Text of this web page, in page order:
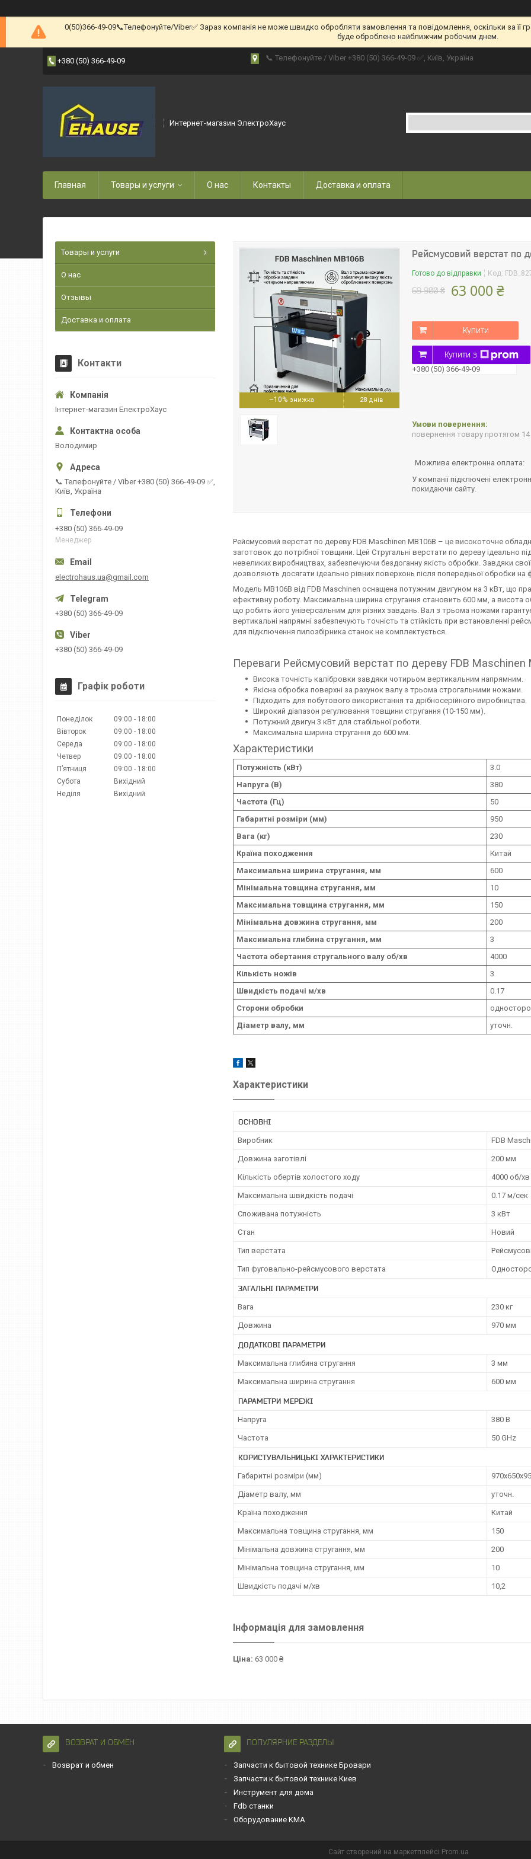
0(50)366-49-09📞Телефонуйте/Viber✅ Зараз компанія не може швидко обробляти замовлення та повідомлення, оскільки за її
буде оброблено найближчим робочим днем.
+380 (50) 366-49-09 📞 Телефонуйте / Viber +380 (50) 366-49-09 ✅, Київ, Україна
Интернет-магазин ЭлектроХаус
Главная Товары и услуги О нас Контакты Доставка и оплата
–10% 28 днів
Рейсмусовий верстат по
Готово до відправки Код:
69 900 ₴ 63 000 ₴
Купити
Купити з
+380 (50) 366-49-09
повернення товару протягом
У компанії підключені
покидаючи сайту.
Рейсмусовий верстат по дереву FDB Maschinen MB106B – це високоточне
заготовок до потрібної товщини. Цей Стругальні верстати по дереву ідеально
невеликих виробництвах, забезпечуючи бездоганну якість обробки. Завдяки
дозволяють досягати ідеально рівних поверхонь після попередньої обробки на
Модель MB106B від FDB Maschinen оснащена потужним двигуном на 3 кВт, що
ефективну роботу. Максимальна ширина стругання становить 600 мм, а висота
що робить його універсальним для різних завдань. Вал з трьома ножами
вертикальні напрямні забезпечують точність та стійкість при встановленні
для підключення пилозбірника станок не комплектується.
Переваги Рейсмусовий верстат по дереву FDB Maschinen
Висока точність калібровки завдяки чотирьом вертикальним напрямним.
Якісна обробка поверхні за рахунок валу з трьома строгальними ножами.
Підходить для побутового використання та дрібносерійного виробництва.
Широкий діапазон регулювання товщини стругання (10-150 мм).
Потужний двигун 3 кВт для стабільної роботи.
Максимальна ширина стругання до 600 мм.
Характеристики
Потужність (кВт)
3.0
Напруга (В)
380
Частота (Гц)
50
Габаритні розміри (мм)
950
Вага (кг)
230
Країна походження
Китай
Максимальна ширина стругання, мм
600
Мінімальна товщина стругання, мм
10
Максимальна товщина стругання, мм
150
Мінімальна довжина стругання, мм
200
Максимальна глибина стругання, мм
3
Частота обертання стругального валу об/хв
4000
Кількість ножів
3
Швидкість подачі м/хв
0.17
Сторони обробки
Діаметр валу, мм
уточн.
Характеристики
ОСНОВНІ
Виробник FDB
Довжина заготівлі 200 мм
Кількість обертів холостого ходу 4000 об/хв
Максимальна швидкість подачі 0.17 м/сек
Споживана потужність 3 кВт
Стан Новий
Тип верстата
Тип фуговально-рейсмусового верстата
ЗАГАЛЬНІ ПАРАМЕТРИ
Вага 230 кг
Довжина 970 мм
ДОДАТКОВІ ПАРАМЕТРИ
Максимальна глибина стругання 3 мм
Максимальна ширина стругання 600 мм
ПАРАМЕТРИ МЕРЕЖІ
Напруга 380 В
Частота 50 GHz
КОРИСТУВАЛЬНИЦЬКІ ХАРАКТЕРИСТИКИ
Габаритні розміри (мм)
Діаметр валу, мм уточн.
Країна походження Китай
Максимальна товщина стругання, мм 150
Мінімальна довжина стругання, мм 200
Мінімальна товщина стругання, мм 10
Швидкість подачі м/хв 10,2
Інформація для замовлення
Ціна: 63 000 ₴
Товары и услуги
О нас
Отзывы
Доставка и оплата
Контакти
Інтернет-магазин ЕлектроХаус
Володимир
📞 Телефонуйте / Viber +380 (50) 366-49-09 ✅,
Київ, Україна
+380 (50) 366-49-09
Менеджер
electrohaus.ua@gmail.com
+380 (50) 366-49-09
+380 (50) 366-49-09
Графік роботи
Понеділок 09:00
18:00
Вівторок
09:00
18:00
Середа
09:00
18:00
Четвер
09:00
18:00
Пʼятниця
09:00
18:00
Субота
Вихідний
Неділя
Вихідний
ВОЗВРАТ И ОБМЕН
Возврат и обмен
ПОПУЛЯРНИЕ РАЗДЕЛЫ
Запчасти к бытовой технике Бровари
Запчасти к бытовой технике Киев
Инструмент для дома
Fdb станки
Оборудование KMA
Сайт створений на маркетплейсі Prom.ua